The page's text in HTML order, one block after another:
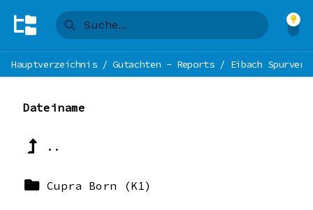
Hauptverzeichnis/Gutachten - Reports/ Eibach
Dateiname
..
Cupra Born (K1)